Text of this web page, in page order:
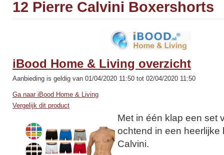
12 Pierre Calvini Boxershorts
iBood Home & Living overzicht
Aanbieding is geldig van 01/04/2020 11:50 tot 02/04/2020 11:50
Ga naar iBood Home & Living
Vergelijk dit product
Met in één klap een set
ochtend in een heerlijke
Calvini.